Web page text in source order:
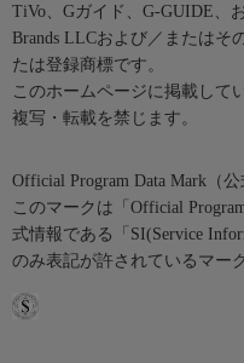
TiVo、Gガイド、G-GUIDE、
Brands LLCおよび／またはそ
たは登録商標です。
このホームページに掲載して
複写・転載を禁じます。
Official Program Data Mark（
このマークは「Official
式情報である「SI(Service
のみ表記が許されているマー